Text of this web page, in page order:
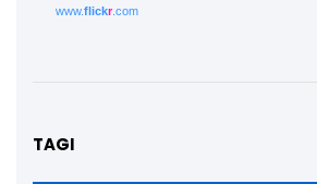
www.flickr.com
TAGI